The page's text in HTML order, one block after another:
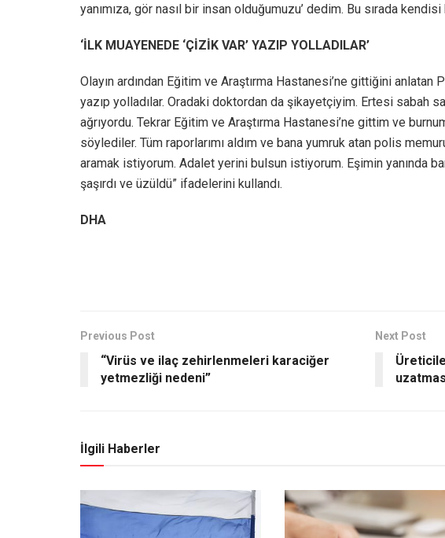
yanımıza, gör nasıl bir insan olduğumuzu’ dedim. Bu sırada
‘İLK MUAYENEDE ‘ÇİZİK VAR’ YAZIP YOLLADILAR’
Olayın ardından Eğitim ve Araştırma Hastanesi’ne gittiğini anlatan
yazıp yolladılar. Oradaki doktordan da şikayetçiyim. Ertesi sabah
ağrıyordu. Tekrar Eğitim ve Araştırma Hastanesi’ne gittim ve
söylediler. Tüm raporlarımı aldım ve bana yumruk atan polis
aramak istiyorum. Adalet yerini bulsun istiyorum. Eşimin yanında
şaşırdı ve üzüldü” ifadelerini kullandı.
DHA
Previous Post
“Virüs ve ilaç zehirlenmeleri karaciğer
yetmezliği nedeni”
Next Post
İlgili Haberler